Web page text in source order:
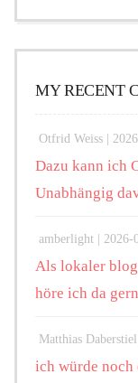
MY RECENT
Otfrid Weiss |
Dazu kann ich
Unabhängig
amberlight | 2026-
Als lokaler
höre ich da
Matthias Daberstiel
ich würde noch